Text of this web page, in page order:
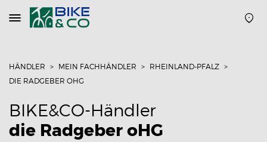
Navigation
öffnen
HÄNDLER MEIN FACHHÄNDLER
RHEINLAND-PFALZ
DIE RADGEBER OHG
BIKE&CO-Händler
die Radgeber oHG